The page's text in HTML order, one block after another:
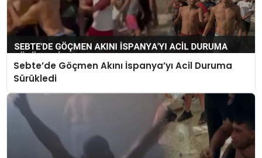
Sebte’de Göçmen Akını İspanya’yı Acil Duruma
Sürükledi